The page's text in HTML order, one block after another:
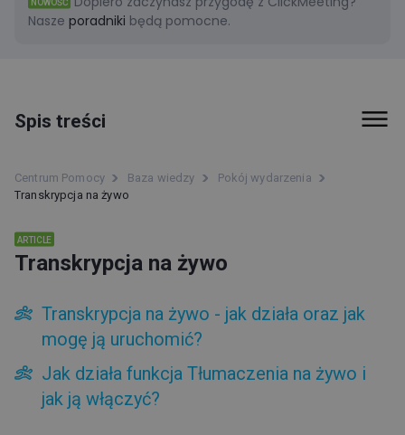
Nasze poradniki będą pomocne.
Spis treści
Pierwsze kroki
Faktury i płatności
Funkcje
Typy wydarzeń
Pokój wydarzenia
Transkrypcja na żywo - jak działa oraz jak mogę ją
uruchomić?
Centrum Pomocy Baza wiedzy
Pokój wydarzenia
Transkrypcja na żywo
ARTICLE
Transkrypcja na żywo
Transkrypcja na żywo - jak działa oraz jak
mogę ją uruchomić?
Jak działa funkcja Tłumaczenia na żywo i
jak ją włączyć?